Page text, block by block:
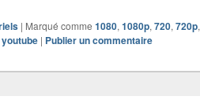
| Marqué comme 1080, 1080p, 720, 720p,
youtube | Publier un commentaire